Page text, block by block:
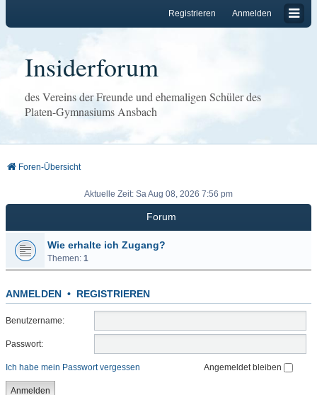
Anmelden
Registrieren
Insiderforum
des Vereins der Freunde und ehemaligen Schüler des
Platen-Gymnasiums Ansbach
Foren-Übersicht
Aktuelle Zeit: Sa Aug 08, 2026 7:56 pm
Forum
Wie erhalte ich Zugang?
Themen: 1
ANMELDEN • REGISTRIEREN
Benutzername:
Passwort:
Ich habe mein Passwort vergessen Angemeldet bleiben